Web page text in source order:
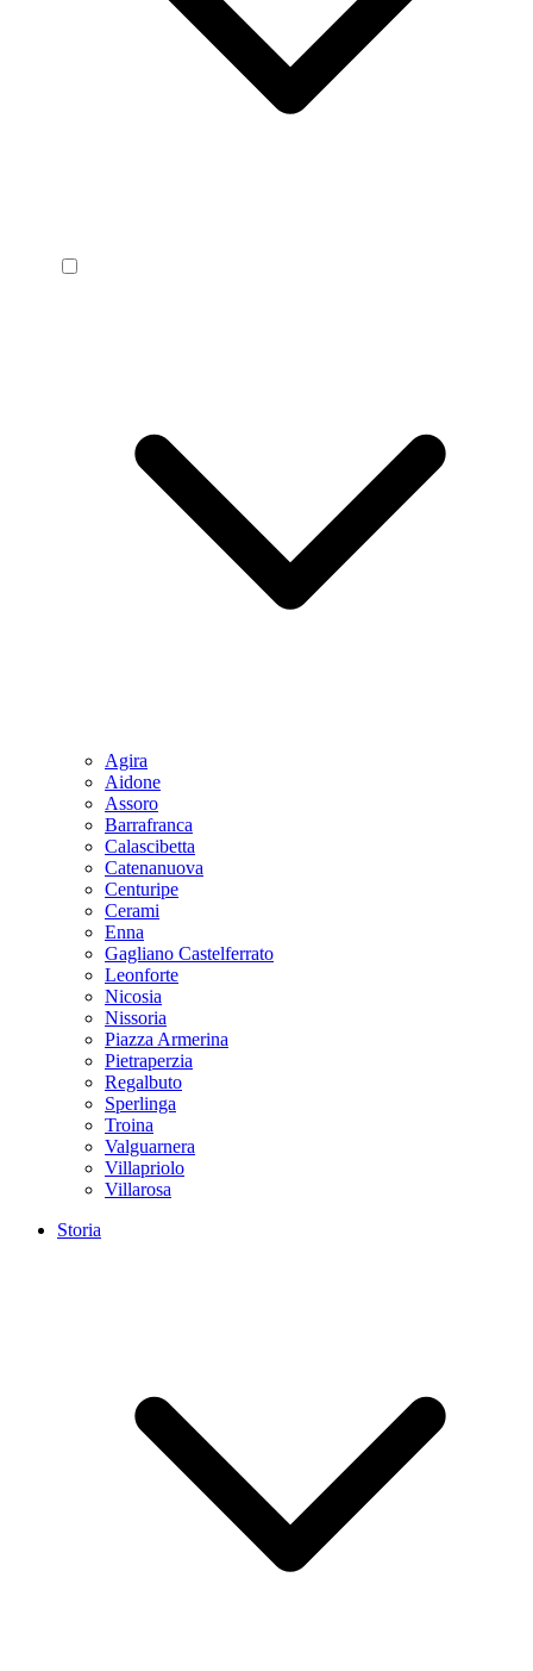
Agira
Aidone
Assoro
Barrafranca
Calascibetta
Catenanuova
Centuripe
Cerami
Enna
Gagliano Castelferrato
Leonforte
Nicosia
Nissoria
Piazza Armerina
Pietraperzia
Regalbuto
Sperlinga
Troina
Valguarnera
Villapriolo
Villarosa
Storia